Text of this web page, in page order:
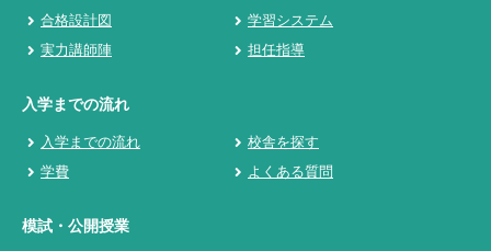
合格設計図
学習システム
実力講師陣
担任指導
入学までの流れ
入学までの流れ
校舎を探す
学費
よくある質問
模試・公開授業